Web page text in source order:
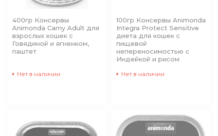
400гр Консервы
Animonda Carny Adult для
взрослых кошек с
Говядиной и ягненком,
паштет
Нет в наличии
100гр Консервы Animonda
Integra Protect Sensitive
диета для кошек с
пищевой
непереносимостью с
Индейкой и рисом
Нет в наличии